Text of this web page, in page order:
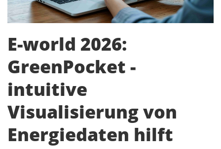
E-world 2026:
GreenPocket -
intuitive
Visualisierung von
Energiedaten hilft